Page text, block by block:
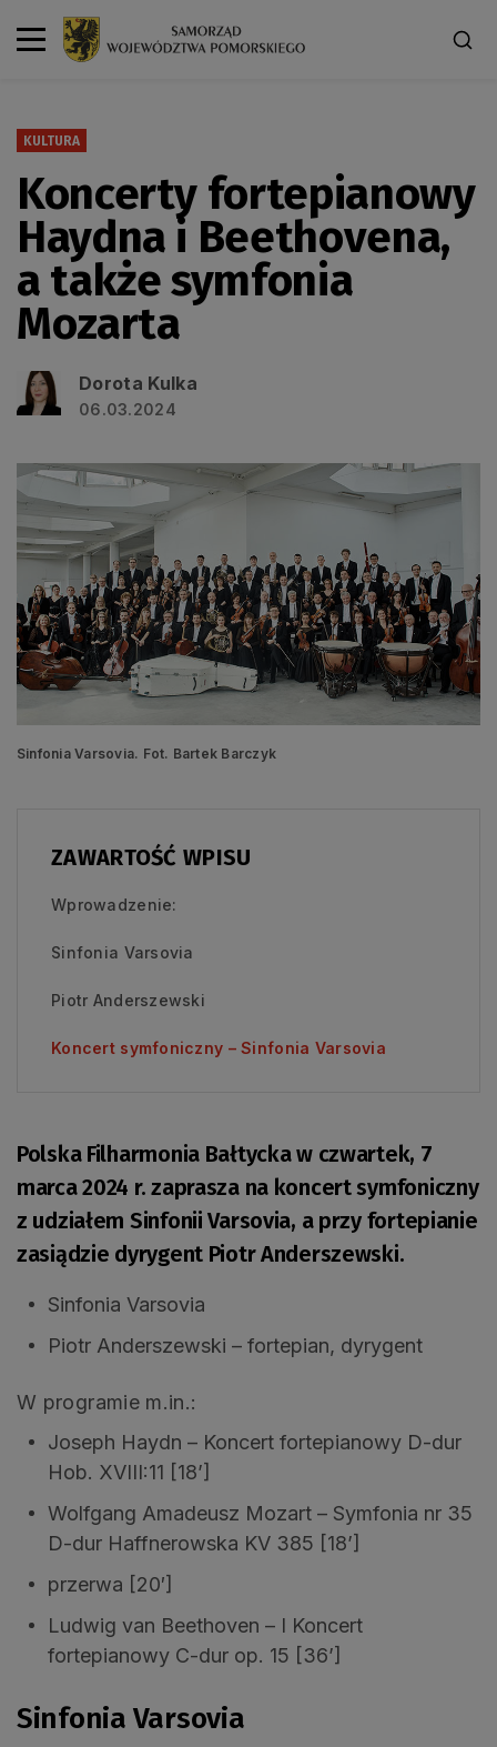
KULTURA
Koncerty fortepianowy
Haydna i Beethovena,
a także symfonia
Mozarta
Dorota Kulka
06.03.2024
Sinfonia Varsovia. Fot. Bartek Barczyk
ZAWARTOŚĆ WPISU
Wprowadzenie:
Sinfonia Varsovia
Piotr Anderszewski
Koncert symfoniczny – Sinfonia Varsovia
Polska Filharmonia Bałtycka w czwartek, 7
marca 2024 r. zaprasza na koncert symfoniczny
z udziałem Sinfonii Varsovia, a przy fortepianie
zasiądzie dyrygent Piotr Anderszewski.
Sinfonia Varsovia
Piotr Anderszewski – fortepian, dyrygent
W programie m.in.:
Joseph Haydn – Koncert fortepianowy D-dur
Hob. XVIII:11 [18’]
Wolfgang Amadeusz Mozart – Symfonia nr 35
D-dur Haffnerowska KV 385 [18’]
przerwa [20′]
Ludwig van Beethoven – I Koncert
fortepianowy C-dur op. 15 [36’]
Sinfonia Varsovia